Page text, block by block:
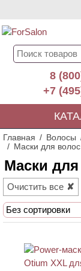
8
+7
Главная Волосы
Маски для
Маски
Очистить все
Без сортировки